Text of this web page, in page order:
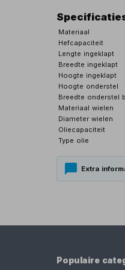
Materiaal
Hefcapaciteit
Lengte ingeklapt
Breedte ingeklapt
Hoogte ingeklapt
Hoogte onderstel
Breedte onderstel
Materiaal wielen
Diameter wielen
Oliecapaciteit
Type olie
Extra
Populaire